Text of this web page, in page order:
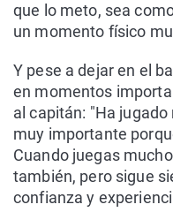
que lo meto, sea
un momento físico
Y pese a dejar en el
en momentos
al capitán: "Ha
muy importante
Cuando juegas
también, pero sigue
confianza y